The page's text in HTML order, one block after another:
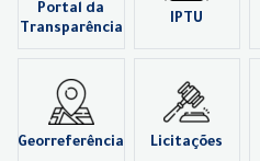
Portal da
Transparência
IPTU
Georreferência Licitações